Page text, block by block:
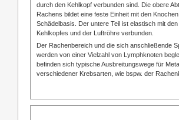
durch den Kehlkopf verbunden sind. Die obere
Rachens bildet eine feste Einheit mit den
Schädelbasis. Der untere Teil ist elastisch mit
Kehlkopfes und der Luftröhre verbunden.
Der Rachenbereich und die sich anschließende
werden von einer Vielzahl von Lymphknoten
befinden sich typische Ausbreitungswege für
verschiedener Krebsarten, wie bspw. der